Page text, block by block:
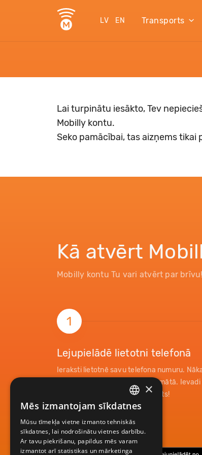
LV EN Transports
Lai turpinātu iesākto, Tev
Mobilly kontu.
Seko pamācībai, tas aizņems tikai
Kā atvērt
Mobilly kontu Tu vari atvērt par brīvu!
1
Lejupielādē lietotni telefonā
Ieraksti lietotnē savu telefona numuru.
mirklī saņemsi paroli īsziņas formātā. Ievadi
lietotnē un tavs konts ir reģistrēts!
LATVIAN
ENGLISH
×
Mēs izmantojam sīkdatnes
Mūsu tīmekļa vietne izmanto tehniskās
sīkdatnes, lai nodrošinātu vietnes darbību.
Ar tavu piekrišanu, papildus mēs varam
izmantot arī statistikas un mārketinga